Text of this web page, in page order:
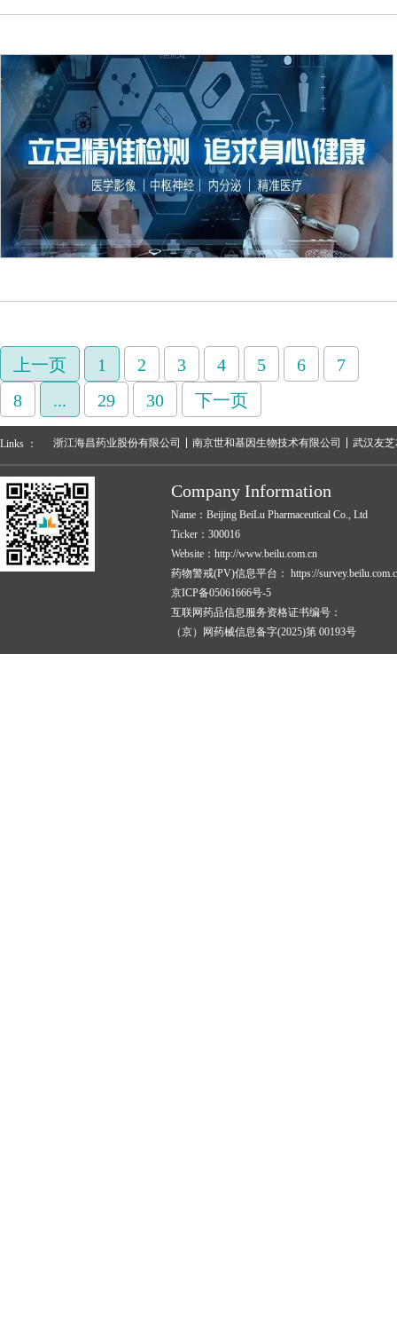
上一页 1 2 3 4 5 6
7
8
... 29 30 下一页
Links ： 浙江海昌药业股份有限公司 南京世和基因生物技术有限公司 武汉友
Company Information
Name：Beijing BeiLu Pharmaceutical Co., Ltd
Ticker：300016
Website：http://www.beilu.com.cn
药物警戒(PV)信息平台： https://
京ICP备05061666号-5
互联网药品信息服务资格证书编号：
（京）网药械信息备字(2025)第 00193号